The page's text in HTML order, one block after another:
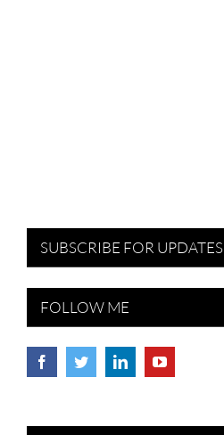
SUBSCRIBE FOR UPDATES
FOLLOW ME